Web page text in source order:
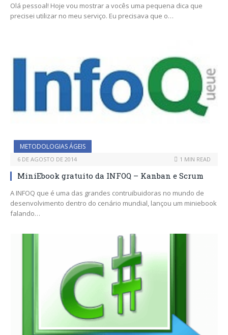
Olá pessoal! Hoje vou mostrar a vocês uma pequena dica que
precisei utilizar no meu serviço. Eu precisava que o…
METODOLOGIAS ÁGEIS
6 DE AGOSTO DE 2014 1 MIN READ
MiniEbook gratuito da INFOQ – Kanban e Scrum
A INFOQ que é uma das grandes contruibuidoras no mundo de
desenvolvimento dentro do cenário mundial, lançou um miniebook
falando…